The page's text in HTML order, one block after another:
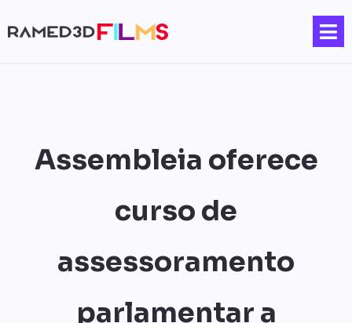
Assembleia oferece
curso de
assessoramento
parlamentar a